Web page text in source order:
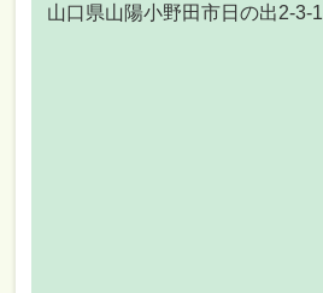
山口県山陽小野田市日の出2-3-1